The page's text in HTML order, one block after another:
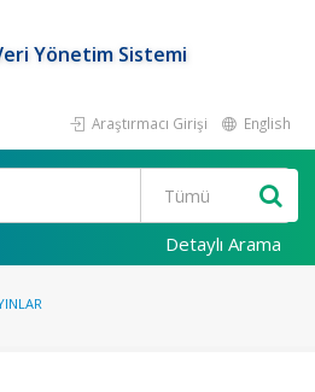
Yönetim Sistemi
Araştırmacı Girişi English
Detaylı Arama